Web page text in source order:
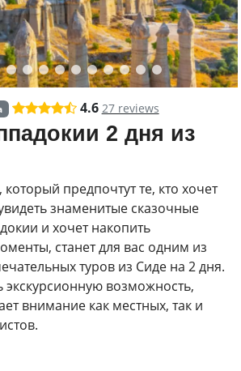
4.6 27 reviews
2 дня из
предпочтут те, кто хочет
знаменитые сказочные
и хочет накопить
станет для вас одним из
туров из Сиде на 2 дня.
экскурсионную возможность,
внимание как местных, так и